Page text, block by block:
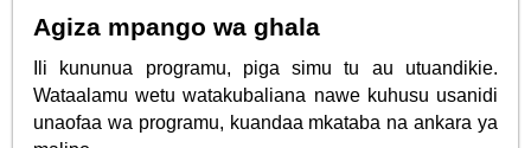
Agiza mpango wa ghala
Ili kununua programu, piga simu tu au utuandikie.
Wataalamu wetu watakubaliana nawe kuhusu usanidi
unaofaa wa programu, kuandaa mkataba na ankara ya